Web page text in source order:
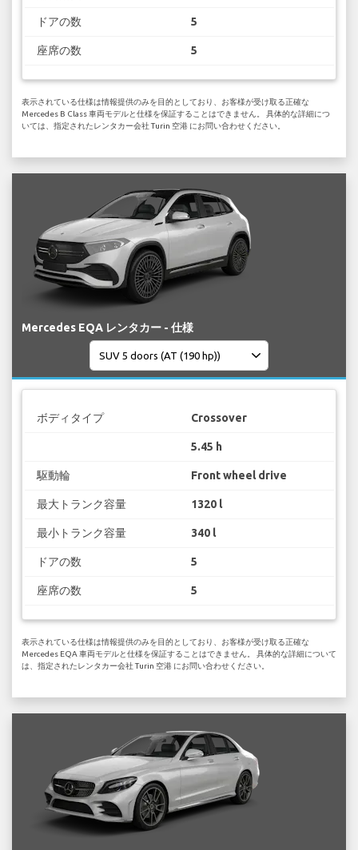
ドアの数 5
座席の数 5
表示されている仕様は情報提供のみを目的としており、お客様が受け取る正確な
Mercedes B Class 車両モデルと仕様を保証することはできません。 具体的な詳細につ
いては、指定されたレンタカー会社 Turin 空港 にお問い合わせください。
Mercedes EQA レンタカー - 仕様
ボディタイプ Crossover
5.45 h
駆動輪 Front wheel drive
最大トランク容量 1320 l
最小トランク容量 340 l
ドアの数 5
座席の数 5
表示されている仕様は情報提供のみを目的としており、お客様が受け取る正確な
Mercedes EQA 車両モデルと仕様を保証することはできません。 具体的な詳細について
は、指定されたレンタカー会社 Turin 空港 にお問い合わせください。